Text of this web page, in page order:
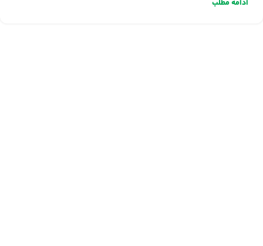
ادامه مطلب